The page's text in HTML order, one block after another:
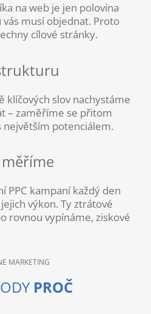
na web je jen polovina
vás musí objednat. Proto
cílové stránky.
klíčových slov nachystáme
– zaměříme se přitom
největším potenciálem.
PPC kampaní každý den
výkon. Ty ztrátové
rovnou vypínáme, ziskové
MARKETING
PROČ